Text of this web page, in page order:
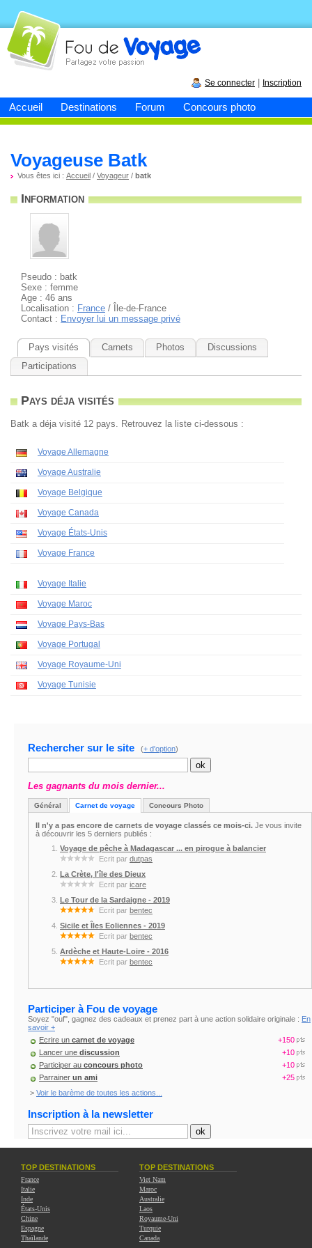
Accueil Destinations Forum Concours photo
Fou devoyage
Se connecter Inscription
Voyageuse Batk
Vous êtes ici : Accueil / Voyageur / batk
Information
Pseudo : batk
Sexe : femme
Age : 46 ans
Localisation : France / Île-de-France
Contact : Envoyer lui un message privé
Pays visités Carnets Photos
Discussions
Participations
Pays déja visités
Batk a déja visité 12 pays. Retrouvez la liste ci-dessous :
Voyage Allemagne
Voyage Australie
Voyage Belgique
Voyage Canada
Voyage États-Unis
Voyage France
Voyage Italie
Voyage Maroc
Voyage Pays-Bas
Voyage Portugal
Voyage Royaume-Uni
Voyage Tunisie
Rechercher sur le site (+ d'option)
Les gagnants du mois dernier...
Général Carnet de voyage Concours Photo
Il n'y a pas encore de carnets de voyage classés ce mois-ci. Je vous invite
à découvrir les 5 derniers publiés :
Voyage de pêche à Madagascar ... en pirogue à balancier
Ecrit par dutpas
La Crète, l'île des Dieux
Ecrit par icare
Le Tour de la Sardaigne - 2019
Ecrit par bentec
Sicile et Îles Eoliennes - 2019
Ecrit par bentec
Ardèche et Haute-Loire - 2016
Ecrit par bentec
Participer à Fou de voyage
Soyez "ouf", gagnez des cadeaux et prenez part à une action solidaire originale : En
savoir +
Ecrire un carnet de voyage
+150
Lancer une discussion
+10
Participer au concours photo
+10
Parrainer un ami
+25
> Voir le barème de toutes les actions...
Inscription à la newsletter
TOP DESTINATIONS
France
Italie
Inde
États-Unis
Chine
Espagne
Thaïlande
TOP DESTINATIONS
Viet Nam
Maroc
Australie
Laos
Royaume-Uni
Turquie
Canada